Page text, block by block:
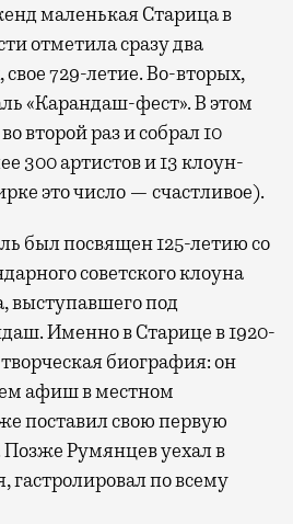
отметила сразу два
729-летие. Во-вторых,
«Карандаш-фест». В этом
второй раз и собрал 10
300 артистов и 13 клоун-
это число — счастливое).
был посвящен 125-летию со
советского клоуна
выступавшего под
Именно в Старице в 1920-
творческая биография: он
афиш в местном
поставил свою первую
Румянцев уехал в
гастролировал по всему